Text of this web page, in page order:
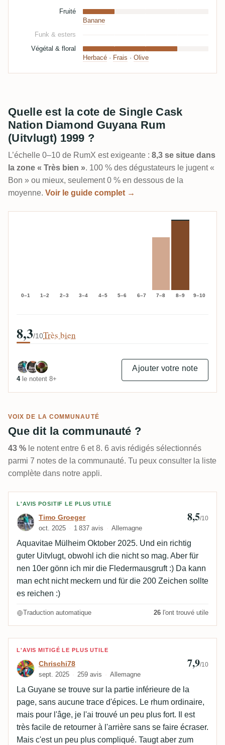
Fruité
Banane
Funk & esters
Végétal & floral
Herbacé · Frais · Olive
Quelle est la cote de Single Cask
Nation Diamond Guyana Rum
(Uitvlugt) 1999 ?
L’échelle 0–10 de RumX est exigeante : 8,3 se situe dans
la zone « Très bien ». 100 % des dégustateurs le jugent «
Bon » ou mieux, seulement 0 % en dessous de la
moyenne. Voir le guide complet →
0–1 1–2 2–3 3–4 4–5 5–6 6–7 7–8 8–9 9–10
8,3/10Très bien
4le notent 8+
Ajouter votre note
VOIX DE LA COMMUNAUTÉ
Que dit la communauté ?
43 % le notent entre 6 et 8. 6 avis rédigés sélectionnés
parmi 7 notes de la communauté. Tu peux consulter la liste
complète dans notre appli.
Avis de Timo Groeger
L'AVIS POSITIF LE PLUS UTILE
Timo Groeger
oct. 2025 1 837 avis Allemagne
8,5/10
Aquavitae Mülheim Oktober 2025. Und ein richtig
guter Uitvlugt, obwohl ich die nicht so mag. Aber für
nen 10er gönn ich mir die Fledermausgruft :) Da kann
man echt nicht meckern und für die 200 Zeichen sollte
es reichen :)
Traduction automatique 26 l'ont trouvé utile
Avis de Chrischi78
L'AVIS MITIGÉ LE PLUS UTILE
Chrischi78
sept. 2025 259 avis Allemagne
7,9/10
La Guyane se trouve sur la partie inférieure de la
page, sans aucune trace d'épices. Le rhum ordinaire,
mais pour l'âge, je l'ai trouvé un peu plus fort. Il est
très facile de retourner à l'arrière sans se faire écraser.
Mais c'est un peu plus compliqué. Taugt aber zum